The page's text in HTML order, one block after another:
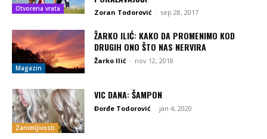
Otvorena vrata Zoran Todorović - sep 28, 2017
Magazin
ŽARKO ILIĆ: KAKO DA PROMENIMO KOD
DRUGIH ONO ŠTO NAS NERVIRA
Žarko Ilić - nov 12, 2018
Zanimljivosti
VIC DANA: ŠAMPON
Đorđe Todorović - jan 4, 2020